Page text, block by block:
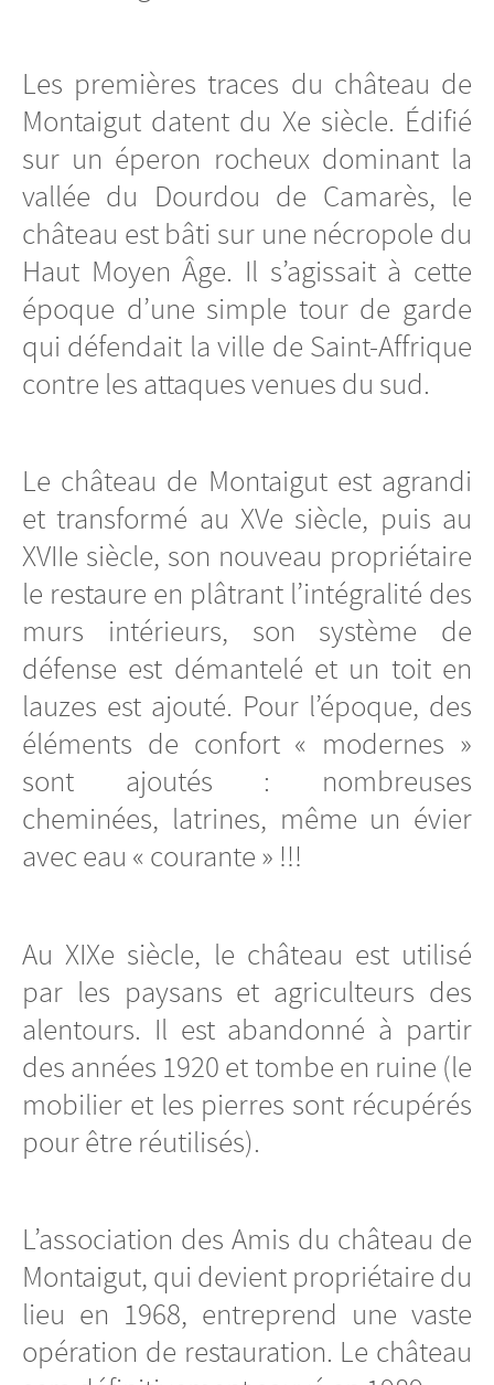
Les premières traces du château de
Montaigut datent du Xe siècle. Édifié
sur un éperon rocheux dominant la
vallée du Dourdou de Camarès, le
château est bâti sur une nécropole du
Haut Moyen Âge. Il s’agissait à cette
époque d’une simple tour de garde
qui défendait la ville de Saint-Affrique
contre les attaques venues du sud.
Le château de Montaigut est agrandi
et transformé au XVe siècle, puis au
XVIIe siècle, son nouveau propriétaire
le restaure en plâtrant l’intégralité des
murs intérieurs, son système de
défense est démantelé et un toit en
lauzes est ajouté. Pour l’époque, des
éléments de confort « modernes »
sont ajoutés : nombreuses
cheminées, latrines, même un évier
avec eau « courante » !!!
Au XIXe siècle, le château est utilisé
par les paysans et agriculteurs des
alentours. Il est abandonné à partir
des années 1920 et tombe en ruine (le
mobilier et les pierres sont récupérés
pour être réutilisés).
L’association des Amis du château de
Montaigut, qui devient propriétaire du
lieu en 1968, entreprend une vaste
opération de restauration. Le château